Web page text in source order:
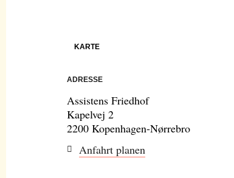
KARTE
ADRESSE
Assistens Friedhof
Kapelvej 2
2200 Kopenhagen-Nørrebro
Anfahrt planen